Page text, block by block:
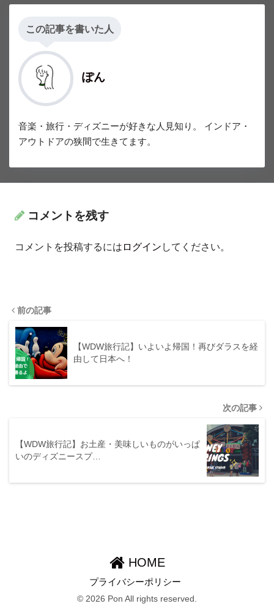
この記事を書いた人
ぽん
音楽・旅行・ディズニーが好きな人見知り。 インドア・
アウトドアの狭間で生きてます。
コメントを残す
コメントを投稿するには ログイン してください。
前の記事
【WDW旅行記】いよいよ帰国！再びダラスを経
由して日本へ！
次の記事
【WDW旅行記】お土産・美味しいものがいっぱ
いのディズニースプ…
HOME
プライバシーポリシー
© 2026 Pon All rights reserved.